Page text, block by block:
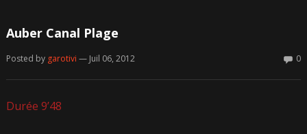
Auber Canal Plage
Posted by garotivi — Juil 06, 2012 0
Durée 9’48